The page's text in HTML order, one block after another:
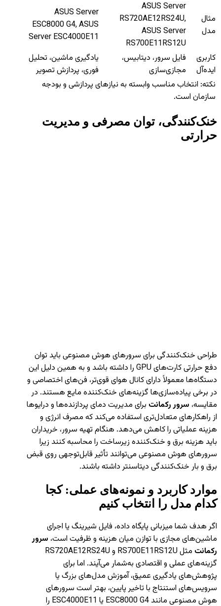
مثال
مدل
ASUS Server
RS720AE12RS24U,
ASUS Server
RS700E11RS12U
ASUS Server
ESC8000 G4, ASUS
Server ESC4000E11
کاربری
ایده‌آل
فایل سرور، دیتابیس،
مجازی‌سازی
یادگیری ماشین، تحلیل
فوری، پردازش تصویر
نکته: انتخاب مناسب وابسته به نیازهای پردازشی و بودجه
سازمان است.
خنک‌کنندگی، توان مصرفی و مدیریت
حرارتی
طراحی خنک‌کنندگی برای سرورهای هوش مصنوعی باید توان
دفع حرارتی کارت‌های GPU را داشته باشد و به همین دلیل این
دستگاه‌ها معمولاً دارای کانال هوای قوی‌تر، فن‌های اختصاصی و
در برخی پیاده‌سازی‌ها گزینه‌های خنک‌کننده مایع هستند. در
مقایسه، سرور رکمانت برای مدیریت دمای پردازنده‌ها و درایوها
از راهکارهای متعادل‌تری استفاده می‌کند که مصرف انرژی و
هزینه عملیاتی را کاهش می‌دهد. هنگام تهیه سرور، خریداران
باید هزینه برق و خنک‌کننده زیرساخت را محاسبه کنند زیرا
سرورهای هوش مصنوعی می‌توانند تأثیر قابل‌توجهی روی قبض
برق و بار خنک‌کنندگی دیتاسنتر داشته باشند.
موارد کاربرد و نمونه‌های عملی: کجا
کدام مدل را انتخاب کنیم
اگر هدف شما میزبانی پایگاه داده، فایل شیرینگ یا اجرای
ماشین‌های مجازی با توازن میان هزینه و ظرفیت است، سرور
رکمانت
مثل RS700E11RS12U و RS720AE12RS24U
گزینه‌های عملی و اقتصادی به‌شمار می‌آیند. اما برای
پژوهش‌های یادگیری عمیق، آموزش مدل‌های بزرگ یا
سرویس‌های استنتاج با تاخیر پایین، بهتر است سرورهای
هوش مصنوعی مانند ESC8000 G4 یا ESC4000E11 را